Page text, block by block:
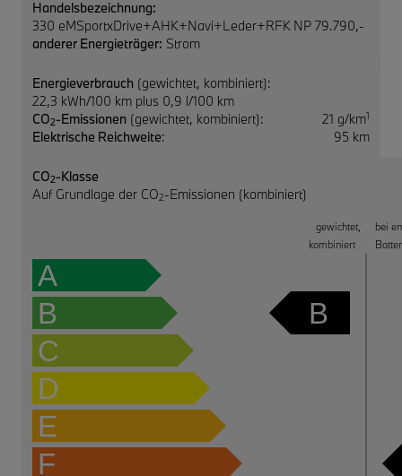
Handelsbezeichnung:
330 eMSportxDrive+AHK+Navi+Leder+RFK NP 79.790,-
anderer Energieträger: Strom
Energieverbrauch (gewichtet, kombiniert):
22,3 kWh/100 km plus 0,9 l/100 km
CO2-Emissionen (gewichtet, kombiniert): 21 g/km1
Elektrische Reichweite: 95 km
CO2-Klasse
Auf Grundlage der CO2-Emissionen (kombiniert)
gewichtet,
kombiniert
bei
A
B
C
D
E
F
B